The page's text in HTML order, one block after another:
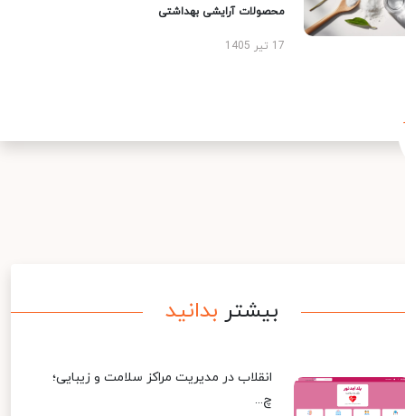
محصولات آرایشی بهداشتی
17 تیر 1405
بیشتر بدانید
انقلاب در مدیریت مراکز سلامت و زیبایی؛
چ...